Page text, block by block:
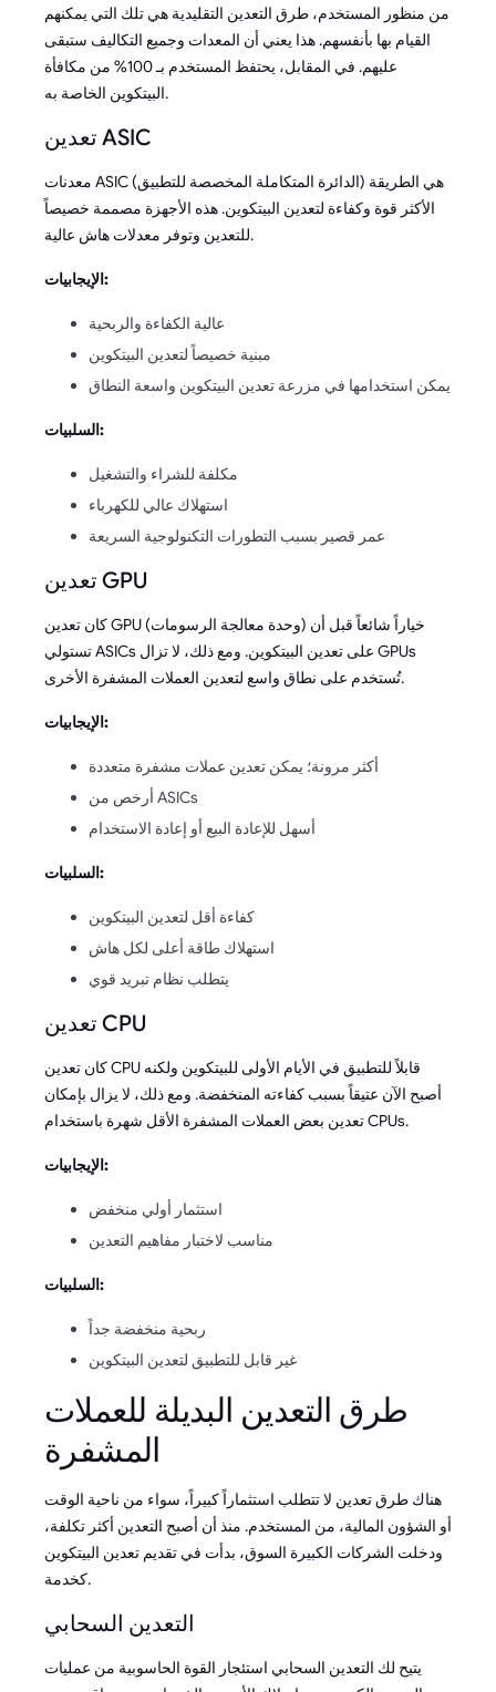
من منظور المستخدم، طرق التعدين التقليدية هي تلك التي يمكنهم
القيام بها بأنفسهم. هذا يعني أن المعدات وجميع التكاليف ستبقى
عليهم. في المقابل، يحتفظ المستخدم بـ 100% من مكافأة
البيتكوين الخاصة به.
تعدين ASIC
معدنات ASIC (الدائرة المتكاملة المخصصة للتطبيق) هي الطريقة
الأكثر قوة وكفاءة لتعدين البيتكوين. هذه الأجهزة مصممة خصيصاً
للتعدين وتوفر معدلات هاش عالية.
الإيجابيات:
عالية الكفاءة والربحية
مبنية خصيصاً لتعدين البيتكوين
يمكن استخدامها في مزرعة تعدين البيتكوين واسعة النطاق
السلبيات:
مكلفة للشراء والتشغيل
استهلاك عالي للكهرباء
عمر قصير بسبب التطورات التكنولوجية السريعة
تعدين GPU
كان تعدين GPU (وحدة معالجة الرسومات) خياراً شائعاً قبل أن
تستولي ASICs على تعدين البيتكوين. ومع ذلك، لا تزال GPUs
تُستخدم على نطاق واسع لتعدين العملات المشفرة الأخرى.
الإيجابيات:
أكثر مرونة؛ يمكن تعدين عملات مشفرة متعددة
أرخص من ASICs
أسهل للإعادة البيع أو إعادة الاستخدام
السلبيات:
كفاءة أقل لتعدين البيتكوين
استهلاك طاقة أعلى لكل هاش
يتطلب نظام تبريد قوي
تعدين CPU
كان تعدين CPU قابلاً للتطبيق في الأيام الأولى للبيتكوين ولكنه
أصبح الآن عتيقاً بسبب كفاءته المنخفضة. ومع ذلك، لا يزال بإمكان
تعدين بعض العملات المشفرة الأقل شهرة باستخدام CPUs.
الإيجابيات:
استثمار أولي منخفض
مناسب لاختبار مفاهيم التعدين
السلبيات:
ربحية منخفضة جداً
غير قابل للتطبيق لتعدين البيتكوين
طرق التعدين البديلة للعملات
المشفرة
هناك طرق تعدين لا تتطلب استثماراً كبيراً، سواء من ناحية الوقت
أو الشؤون المالية، من المستخدم. منذ أن أصبح التعدين أكثر تكلفة،
ودخلت الشركات الكبيرة السوق، بدأت في تقديم تعدين البيتكوين
كخدمة.
التعدين السحابي
يتيح لك التعدين السحابي استئجار القوة الحاسوبية من عمليات